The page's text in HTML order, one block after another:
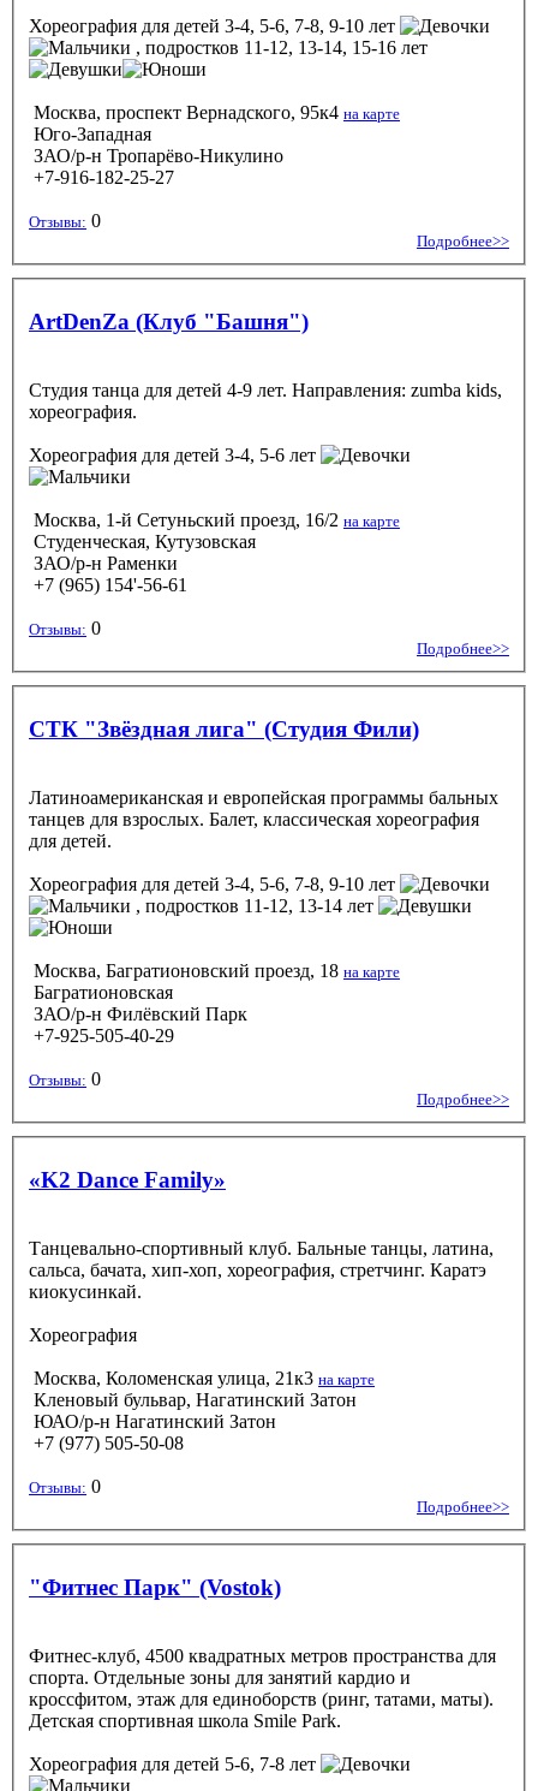
Хореография для детей 3-4, 5-6, 7-8, 9-10 лет
, подростков 11-12, 13-14, 15-16 лет
Москва, проспект Вернадского, 95к4 на карте
Юго-Западная
ЗАО/р-н Тропарёво-Никулино
+7-916-182-25-27
Отзывы: 0
Подробнее>>
ArtDenZa (Клуб "Башня")
Студия танца для детей 4-9 лет. Направления: zumba kids,
хореография.
Хореография для детей 3-4, 5-6 лет
Москва, 1-й Сетуньский проезд, 16/2 на карте
Студенческая, Кутузовская
ЗАО/р-н Раменки
+7 (965) 154'-56-61
Отзывы: 0
Подробнее>>
СТК "Звёздная лига" (Студия Фили)
Латиноамериканская и европейская программы бальных
танцев для взрослых. Балет, классическая хореография
для детей.
Хореография для детей 3-4, 5-6, 7-8, 9-10 лет
, подростков 11-12, 13-14 лет
Москва, Багратионовский проезд, 18 на карте
Багратионовская
ЗАО/р-н Филёвский Парк
+7-925-505-40-29
Отзывы: 0
Подробнее>>
«K2 Dance Family»
Танцевально-спортивный клуб. Бальные танцы, латина,
сальса, бачата, хип-хоп, хореография, стретчинг. Каратэ
киокусинкай.
Хореография
Москва, Коломенская улица, 21к3 на карте
Кленовый бульвар, Нагатинский Затон
ЮАО/р-н Нагатинский Затон
+7 (977) 505-50-08
Отзывы: 0
Подробнее>>
"Фитнес Парк" (Vostok)
Фитнес-клуб, 4500 квадратных метров пространства для
спорта. Отдельные зоны для занятий кардио и
кроссфитом, этаж для единоборств (ринг, татами, маты).
Детская спортивная школа Smile Park.
Хореография для детей 5-6, 7-8 лет